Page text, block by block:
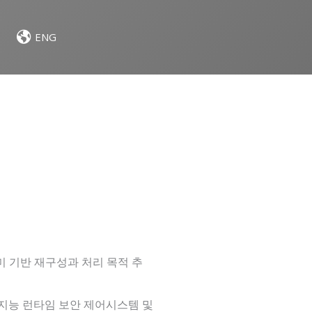
ENG
기반 재구성과 처리 목적 추
능 런타임 보안 제어시스템 및